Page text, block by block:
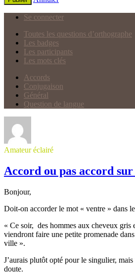
Se connecter
Toutes les questions d’orthographe
Les badges
Les participants
Les mots clés
Accords
Conjugaison
Général
Question de langue
Amateur éclairé
Accord ou pas accord
Bonjour,
Doit-on accorder le mot « ventre » dans
« Ce soir, des hommes aux cheveux gris
viendront faire une petite promenade
ville ».
J’aurais plutôt opté pour le singulier,
doute.